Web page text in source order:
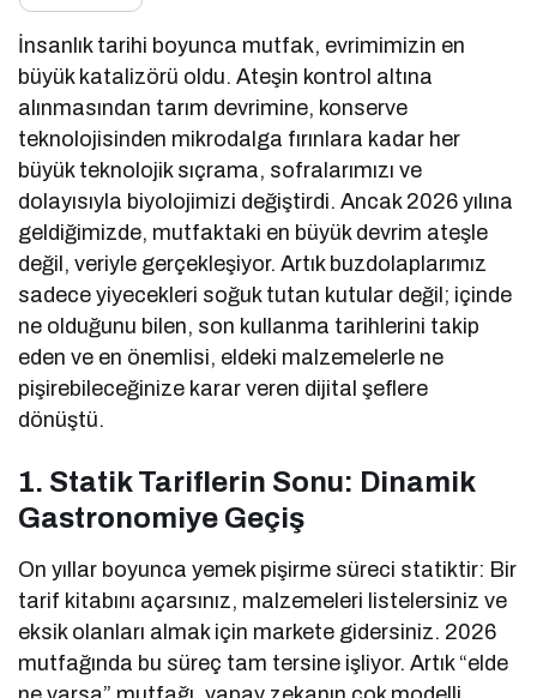
İnsanlık tarihi boyunca mutfak, evrimimizin en
büyük katalizörü oldu. Ateşin kontrol altına
alınmasından tarım devrimine, konserve
teknolojisinden mikrodalga fırınlara kadar her
büyük teknolojik sıçrama, sofralarımızı ve
dolayısıyla biyolojimizi değiştirdi. Ancak 2026 yılına
geldiğimizde, mutfaktaki en büyük devrim ateşle
değil, veriyle gerçekleşiyor. Artık buzdolaplarımız
sadece yiyecekleri soğuk tutan kutular değil; içinde
ne olduğunu bilen, son kullanma tarihlerini takip
eden ve en önemlisi, eldeki malzemelerle ne
pişirebileceğinize karar veren dijital şeflere
dönüştü.
1. Statik Tariflerin Sonu: Dinamik
Gastronomiye Geçiş
On yıllar boyunca yemek pişirme süreci statiktir: Bir
tarif kitabını açarsınız, malzemeleri listelersiniz ve
eksik olanları almak için markete gidersiniz. 2026
mutfağında bu süreç tam tersine işliyor. Artık “elde